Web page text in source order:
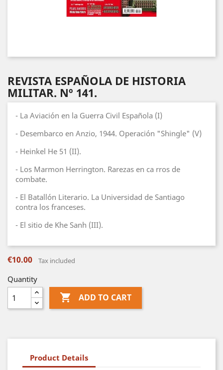
REVISTA ESPAÑOLA DE HISTORIA
MILITAR. Nº 141.
- La Aviación en la Guerra Civil Española (I)
- Desembarco en Anzio, 1944. Operación "Shingle" (V)
- Heinkel He 51 (II).
- Los Marmon Herrington. Rarezas en ca rros de
combate.
- El Batallón Literario. La Universidad de Santiago
contra los franceses.
- El sitio de Khe Sanh (III).
€10.00 Tax included
Quantity
 ADD TO CART
Product Details